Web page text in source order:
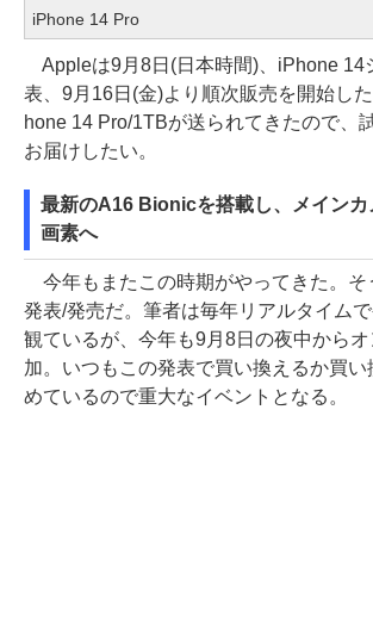
iPhone 14 Pro
Appleは9月8日(日本時間)、iPhone 14
表、9月16日(金)より順次販売を開始し
hone 14 Pro/1TBが送られてきたので、
お届けしたい。
最新のA16 Bionicを搭載し、メインカ
画素へ
今年もまたこの時期がやってきた。そ
発表/発売だ。筆者は毎年リアルタイム
観ているが、今年も9月8日の夜中から
加。いつもこの発表で買い換えるか買
めているので重大なイベントとなる。